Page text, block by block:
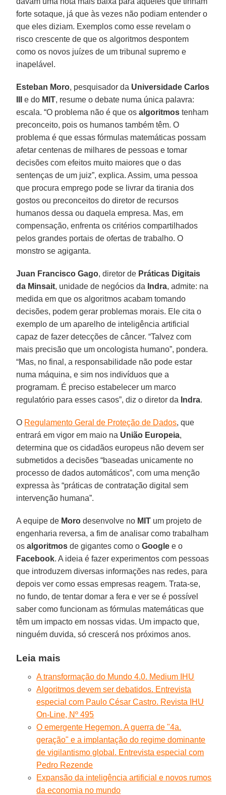
forte sotaque, já que às vezes não podiam entender o
que eles diziam. Exemplos como esse revelam o
risco crescente de que os algoritmos despontem
como os novos juízes de um tribunal supremo e
inapelável.
Esteban Moro, pesquisador da Universidade Carlos
e do MIT, resume o debate numa única palavra:
escala. “O problema não é que osalgoritmos tenham
preconceito, pois os humanos também têm. O
problema é que essas fórmulas matemáticas possam
afetar centenas de milhares de pessoas e tomar
decisões com efeitos muito maiores que o das
sentenças de um juiz”, explica. Assim, uma pessoa
que procura emprego pode se livrar da tirania dos
gostos ou preconceitos do diretor de recursos
humanos dessa ou daquela empresa. Mas, em
compensação, enfrenta os critérios compartilhados
pelos grandes portais de ofertas de trabalho. O
monstro se agiganta.
Juan Francisco Gago, diretor de Práticas Digitais
da Minsait, unidade de negócios da Indra, admite: na
medida em que os algoritmos acabam tomando
decisões, podem gerar problemas morais. Ele cita o
exemplo de um aparelho de inteligência artificial
capaz de fazer detecções de câncer. “Talvez com
mais precisão que um oncologista humano”, pondera.
“Mas, no final, a responsabilidade não pode estar
numa máquina, e sim nos indivíduos que a
programam. É preciso estabelecer um marco
regulatório para esses casos”, diz o diretor da Indra.
O Regulamento Geral de Proteção de Dados, que
entrará em vigor em maio na União Europeia,
determina que os cidadãos europeus não devem ser
submetidos a decisões “baseadas unicamente no
processo de dados automáticos”, com uma menção
expressa às “práticas de contratação digital sem
intervenção humana”.
A equipe de Moro desenvolve no MIT um projeto de
engenharia reversa, a fim de analisar como trabalham
osalgoritmos de gigantes como oGoogle e o
Facebook. A ideia é fazer experimentos com pessoas
que introduzem diversas informações nas redes, para
depois ver como essas empresas reagem. Trata-se,
no fundo, de tentar domar a fera e ver se é possível
saber como funcionam as fórmulas matemáticas que
têm um impacto em nossas vidas. Um impacto que,
ninguém duvida, só crescerá nos próximos anos.
Leia mais
A transformação do Mundo 4.0. Medium IHU
Algoritmos devem ser debatidos. Entrevista
especial com Paulo César Castro. Revista IHU
On-Line, Nº 495
O emergente Hegemon. A guerra de "4a.
geração" e a implantação do regime dominante
de vigilantismo global. Entrevista especial com
Pedro Rezende
Expansão da inteligência artificial e novos rumos
da economia no mundo